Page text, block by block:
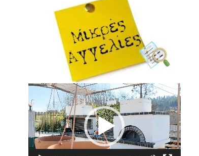
Πρόγραμμα
Αναπαραγωγής
Βίντεο